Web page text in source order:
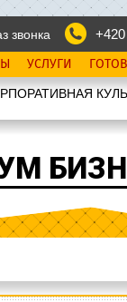
звонка
УСЛУГИ